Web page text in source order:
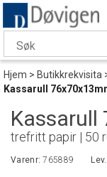
Hjem>Butikkrekvisita
Kassarull
Kassarull
trefritt papir | 50
Varenr:765889